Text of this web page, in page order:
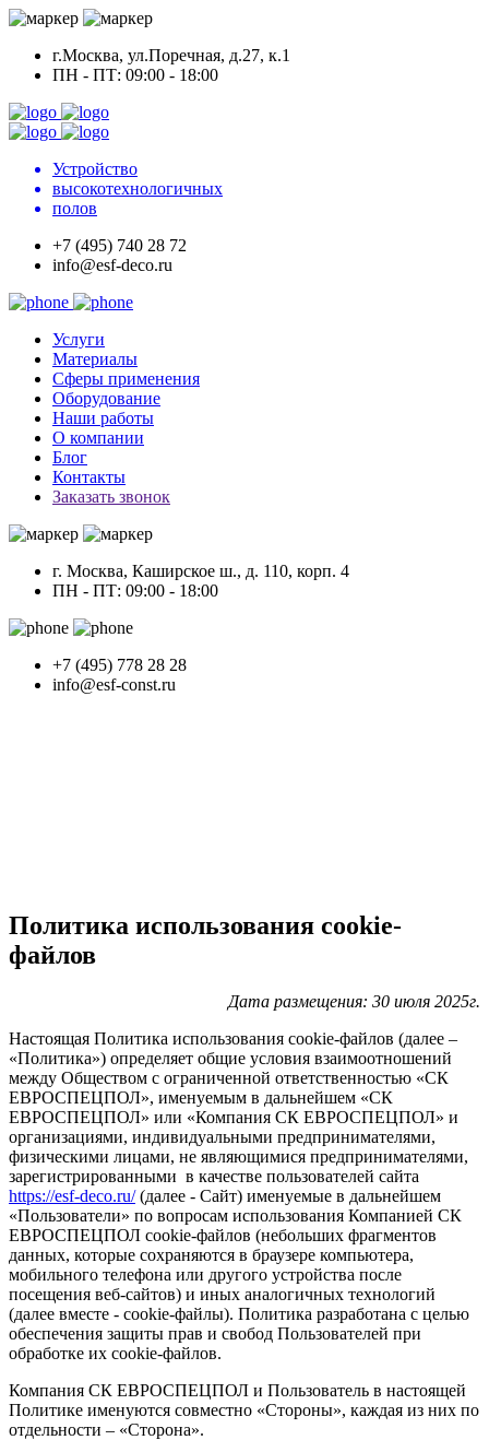
г.Москва, ул.Поречная, д.27, к.1
ПН - ПТ: 09:00 - 18:00
Устройство
высокотехнологичных
полов
+7 (495) 740 28 72
info@esf-deco.ru
Услуги
Материалы
Сферы применения
Оборудование
Наши работы
О компании
Блог
Контакты
Заказать звонок
г. Москва, Каширское ш., д. 110, корп. 4
ПН - ПТ: 09:00 - 18:00
+7 (495) 778 28 28
info@esf-const.ru
Политика использования cookie-
файлов
Дата размещения: 30 июля 2025г.
Настоящая Политика использования cookie-файлов (далее –
«Политика») определяет общие условия взаимоотношений
между Обществом с ограниченной ответственностью «СК
ЕВРОСПЕЦПОЛ», именуемым в дальнейшем «СК
ЕВРОСПЕЦПОЛ» или «Компания СК ЕВРОСПЕЦПОЛ» и
организациями, индивидуальными предпринимателями,
физическими лицами, не являющимися предпринимателями,
зарегистрированными в качестве пользователей сайта
https://esf-deco.ru/(далее - Сайт) именуемые в дальнейшем
«Пользователи» по вопросам использования Компанией СК
ЕВРОСПЕЦПОЛ cookie-файлов (небольших фрагментов
данных, которые сохраняются в браузере компьютера,
мобильного телефона или другого устройства после
посещения веб-сайтов) и иных аналогичных технологий
(далее вместе - cookie-файлы). Политика разработана с целью
обеспечения защиты прав и свобод Пользователей при
обработке их cookie-файлов.
Компания СК ЕВРОСПЕЦПОЛ и Пользователь в настоящей
Политике именуются совместно «Стороны», каждая из них по
отдельности – «Сторона».